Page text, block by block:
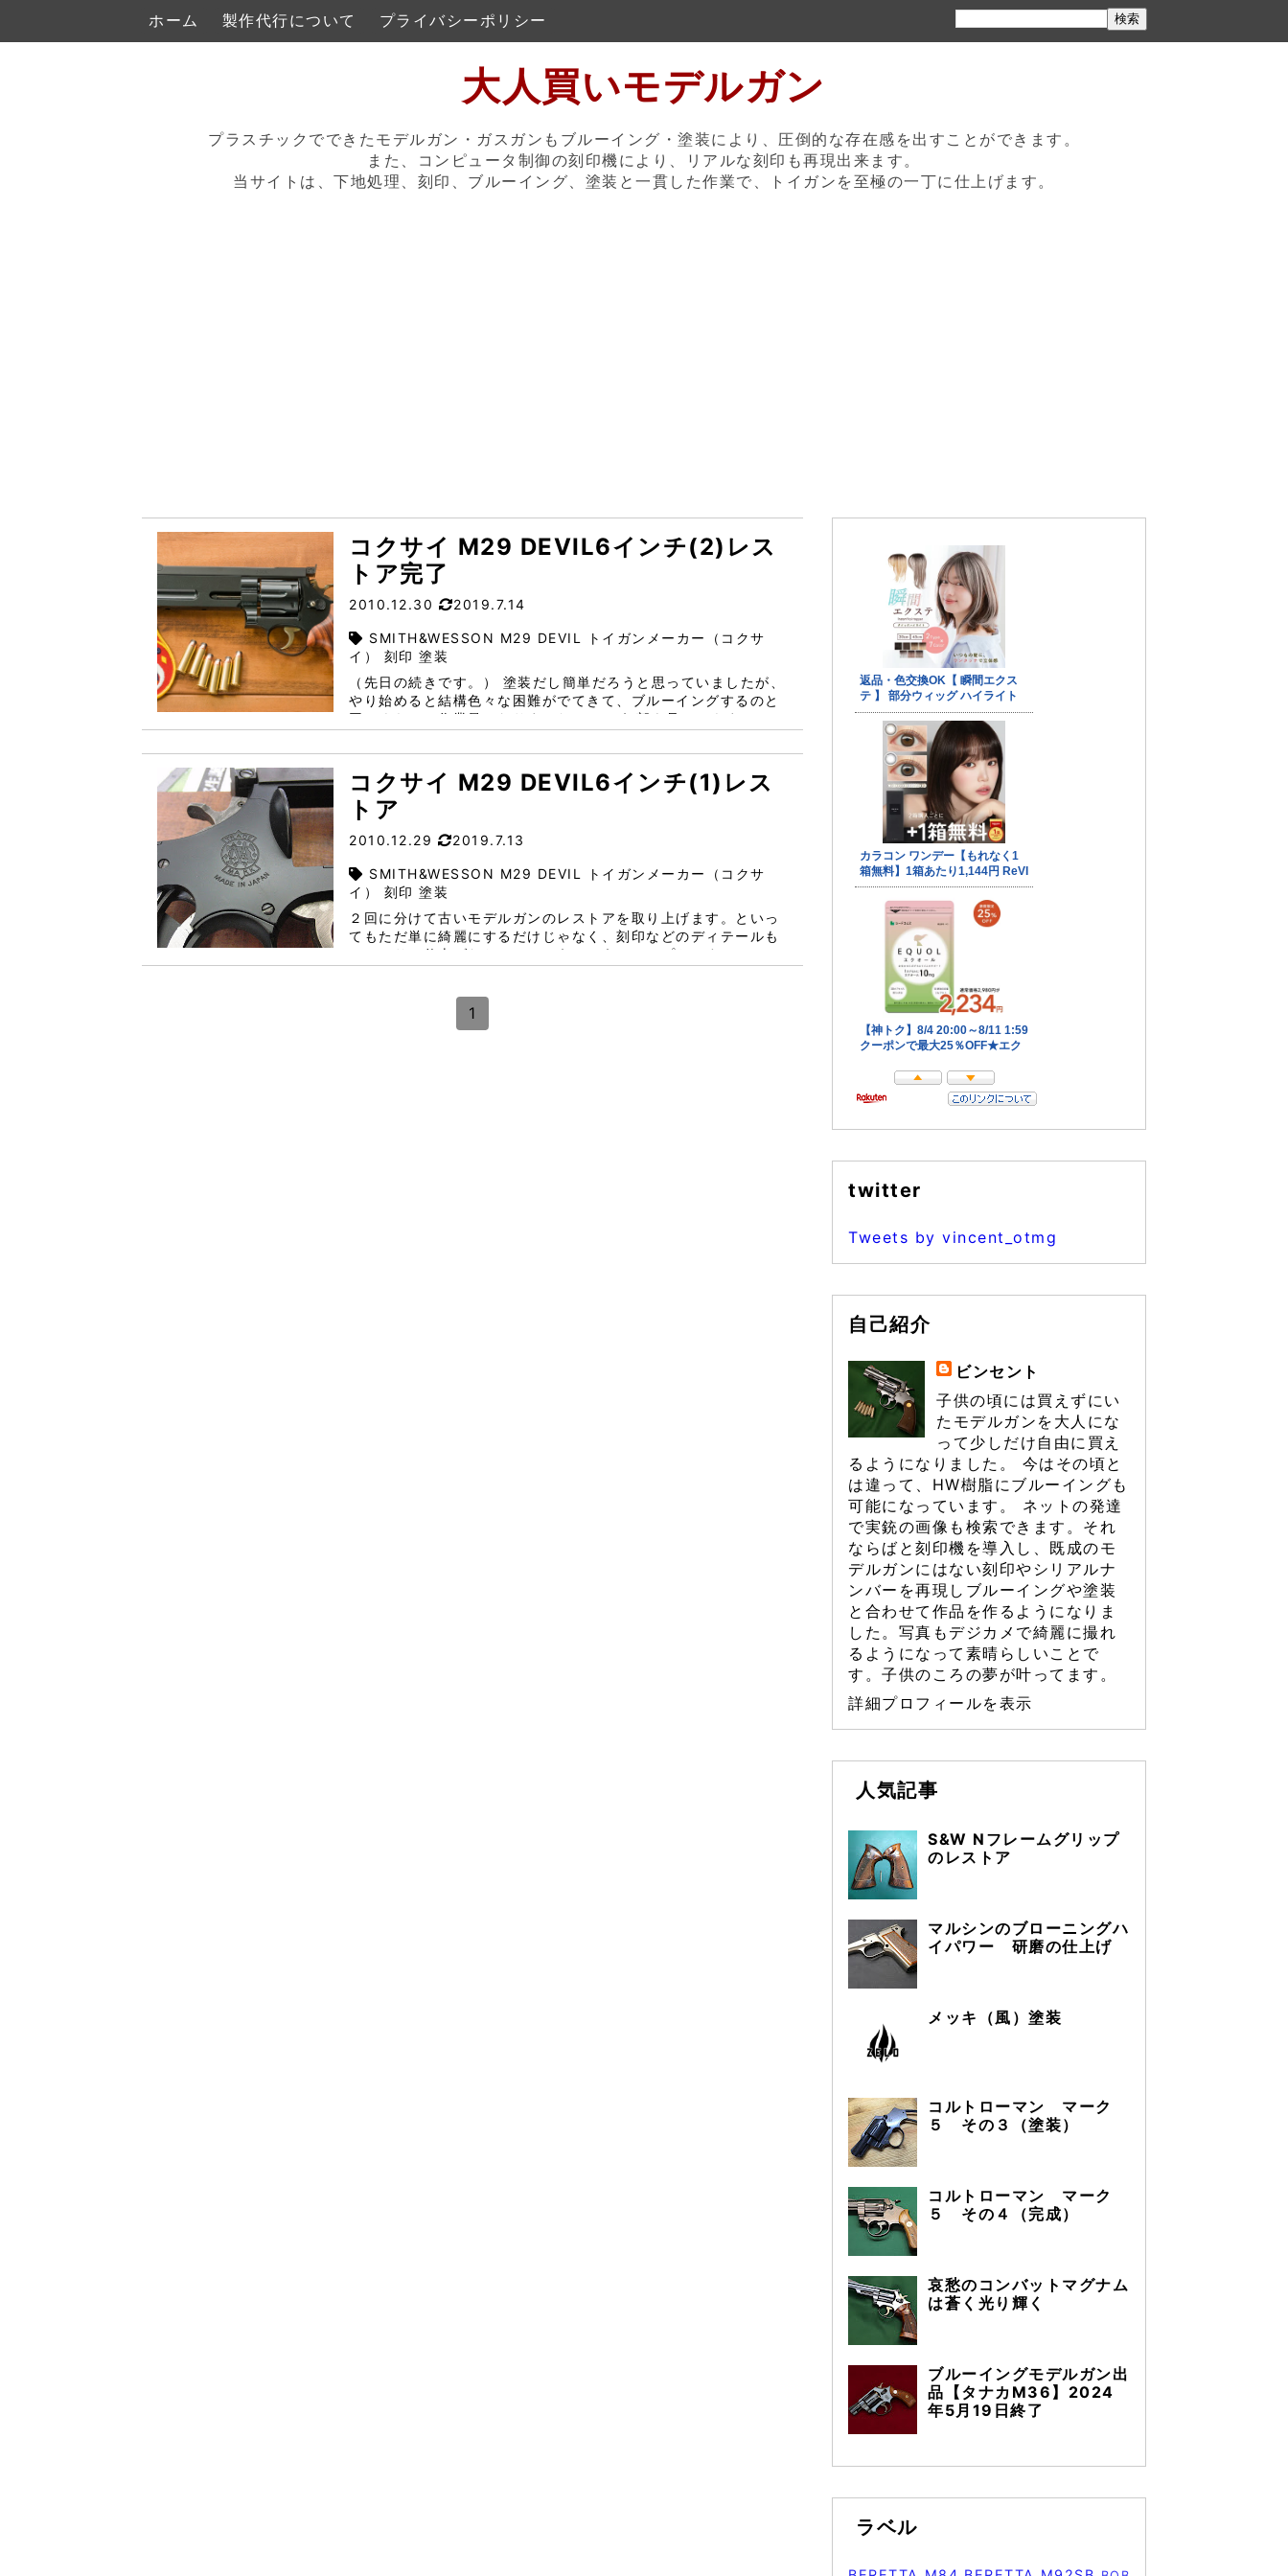
ホーム 製作代行について プライバシーポリシー
大人買いモデルガン
プラスチックでできたモデルガン・ガスガンもブルーイング・塗装により、圧倒的な存在感を出すことができます。
また、コンピュータ制御の刻印機により、リアルな刻印も再現出来ます。
当サイトは、下地処理、刻印、ブルーイング、塗装と一貫した作業で、トイガンを至極の一丁に仕上げます。
コクサイ M29 DEVIL6インチ(2)レス
トア完了
2010.12.30 2019.7.14
SMITH&WESSON M29 DEVIL トイガンメーカー（コクサ
イ） 刻印 塗装
（先日の続きです。） 塗装だし簡単だろうと思っていましたが、
やり始めると結構色々な困難がでてきて、ブルーイングするのと
同じくらいの作業量となりました。 では細部を見ていきましょ
カートリッジの先端...
コクサイ M29 DEVIL6インチ(1)レス
トア
2010.12.29 2019.7.13
SMITH&WESSON M29 DEVIL トイガンメーカー（コクサ
イ） 刻印 塗装
２回に分けて古いモデルガンのレストアを取り上げます。といっ
てもただ単に綺麗にするだけじゃなく、刻印などのディテールも
しっかりと仕上げなおしていこうというコンセプトです。 レスト
1
twitter
Tweets by vincent_otmg
自己紹介
ビンセント
子供の頃には買えずにい
たモデルガンを大人にな
って少しだけ自由に買え
るようになりました。 今はその頃と
は違って、HW樹脂にブルーイングも
可能になっています。 ネットの発達
で実銃の画像も検索できます。それ
ならばと刻印機を導入し、既成のモ
デルガンにはない刻印やシリアルナ
ンバーを再現しブルーイングや塗装
と合わせて作品を作るようになりま
した。写真もデジカメで綺麗に撮れ
るようになって素晴らしいことで
す。子供のころの夢が叶ってます。
詳細プロフィールを表示
人気記事
S&W Nフレームグリップ
のレストア
マルシンのブローニングハ
イパワー 研磨の仕上げ
メッキ（風）塗装
コルトローマン マーク
５ その３（塗装）
コルトローマン マーク
５ その４（完成）
哀愁のコンバットマグナム
は蒼く光り輝く
ブルーイングモデルガン出
品【タナカM36】2024
年5月19日終了
ラベル